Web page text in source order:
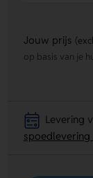
Jouw prijs
op basis van je
Levering